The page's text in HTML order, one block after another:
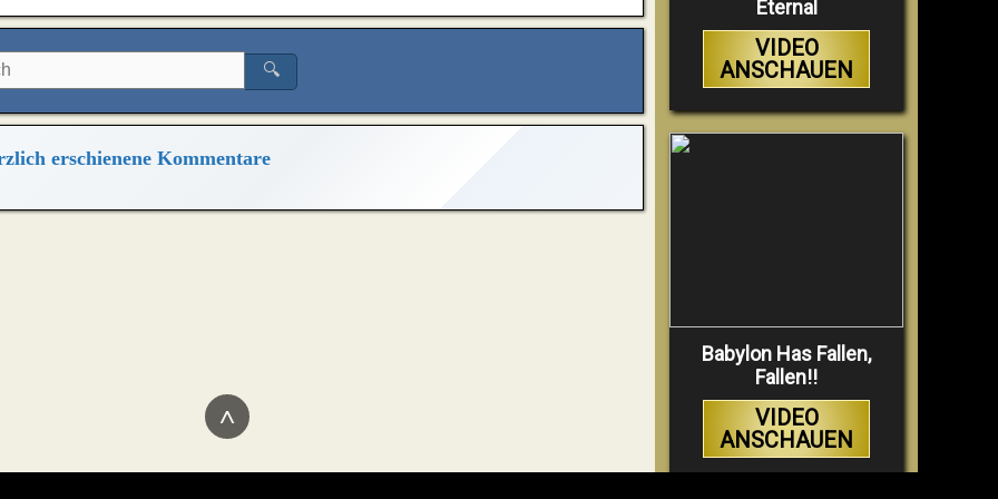
🔍
erschienene Kommentare
Eternal
VIDEO
ANSCHAUEN
Babylon Has Fallen,
Fallen!!
VIDEO
ANSCHAUEN
^